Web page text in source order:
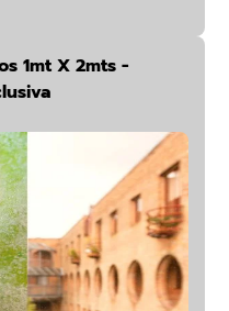
1mt X 2mts -